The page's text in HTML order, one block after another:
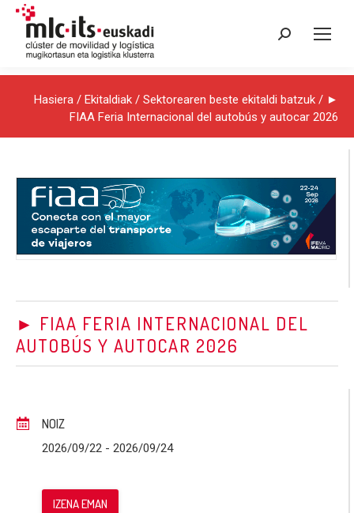
Search:
Hasiera / Ekitaldiak / Sektorearen beste ekitaldi batzuk / ►
FIAA Feria Internacional del autobús y autocar 2026
► FIAA FERIA INTERNACIONAL DEL
AUTOBÚS Y AUTOCAR 2026
NOIZ
2026/09/22 - 2026/09/24
IZENA EMAN